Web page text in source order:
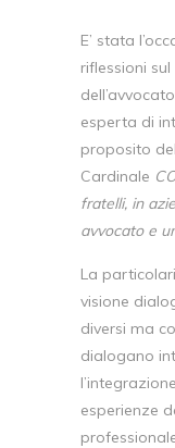
E’ stata
riflessioni
esperta di
proposito
Cardinale
fratelli, in
avvocato e
La
visione
diversi ma
dialogano
esperienze